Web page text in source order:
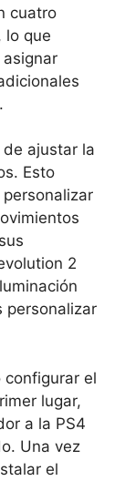
cuatro
lo que
ajustar la
Esto
2
personalizar
configurar el
lugar,
a la PS4
Una vez
el